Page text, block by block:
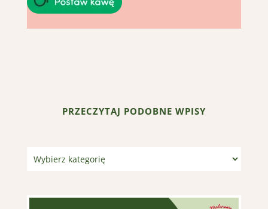
PRZECZYTAJ PODOBNE WPISY
Kategorie